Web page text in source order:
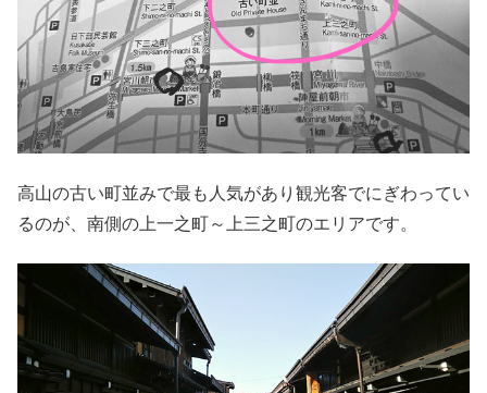
高山の古い町並みで最も人気があり観光客でにぎわってい
るのが、南側の上一之町～上三之町のエリアです。